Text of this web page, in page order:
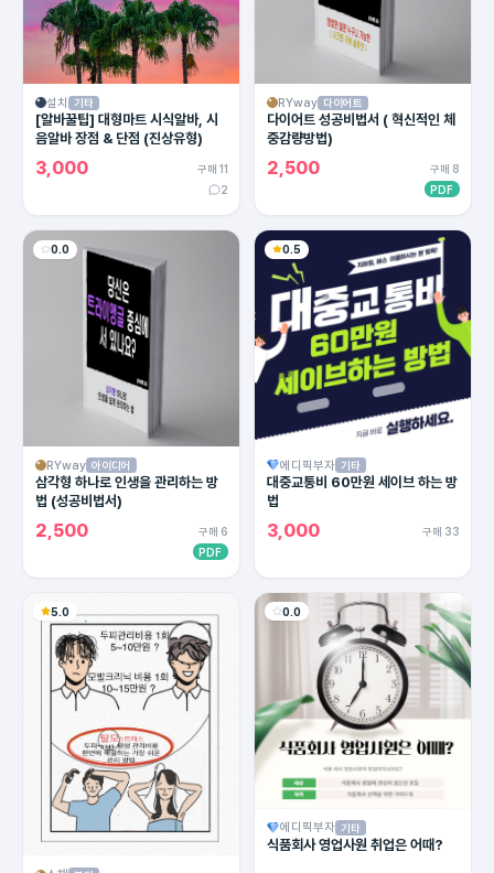
설치 기타
[알바꿀팁] 대형마트 시식알바, 시
음알바 장점 & 단점 (진상유형)
3,000
구매 11
2
RYway 다이어트
다이어트 성공비법서 ( 혁신적인 체
중감량방법)
2,500
구매 8
PDF
0.0
RYway 아이디어
삼각형 하나로 인생을 관리하는 방
법 (성공비법서)
2,500
구매 6
PDF
0.5
에디픽부자 기타
대중교통비 60만원 세이브 하는 방
법
3,000 구매 33
5.0 0.0
에디픽부자 기타
식품회사 영업사원 취업은 어때?